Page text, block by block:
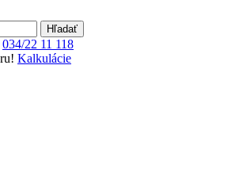
Hľadať
034/22 11 118
Kalkulácie